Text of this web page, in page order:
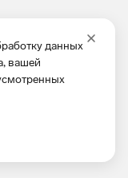
данных
вашей